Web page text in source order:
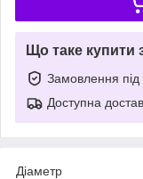
Що таке купити
Замовлення під
Доступна
Діаметр